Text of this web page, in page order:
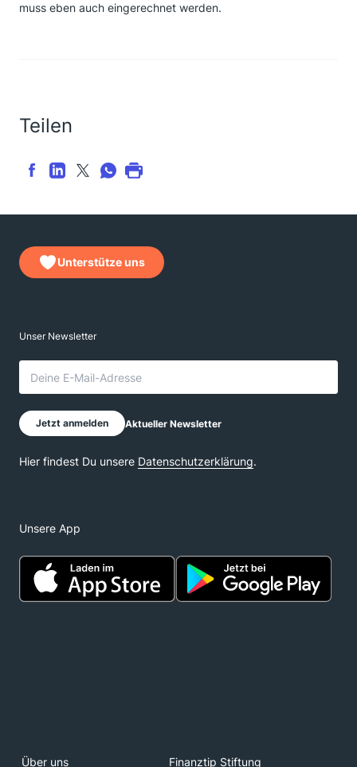
muss eben auch eingerechnet werden.
Teilen
Unterstütze uns
Unsere App
Über uns Finanztip Stiftung